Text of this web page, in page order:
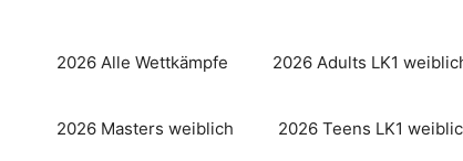
2026 Alle Wettkämpfe 2026 Adults LK1
2026 Masters weiblich 2026 Teens LK1